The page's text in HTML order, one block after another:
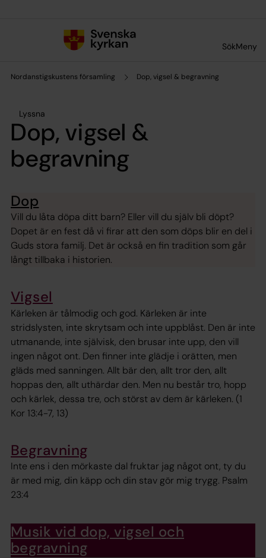
SökMeny
Nordanstigskustens församling Dop, vigsel & begravning
Lyssna
Dop, vigsel &
begravning
Dop
Vill du låta döpa ditt barn? Eller vill du själv bli döpt?
Dopet är en fest då vi firar att den som döps blir en del i
Guds stora familj. Det är också en fin tradition som går
långt tillbaka i historien.
Vigsel
Kärleken är tålmodig och god. Kärleken är inte
stridslysten, inte skrytsam och inte uppblåst. Den är inte
utmanande, inte självisk, den brusar inte upp, den vill
ingen något ont. Den finner inte glädje i orätten, men
gläds med sanningen. Allt bär den, allt tror den, allt
hoppas den, allt uthärdar den. Men nu består tro, hopp
och kärlek, dessa tre, och störst av dem är kärleken. (1
Kor 13:4-7, 13)
Begravning
Inte ens i den mörkaste dal fruktar jag något ont, ty du
är med mig, din käpp och din stav gör mig trygg. Psalm
23:4
Musik vid dop, vigsel och
begravning